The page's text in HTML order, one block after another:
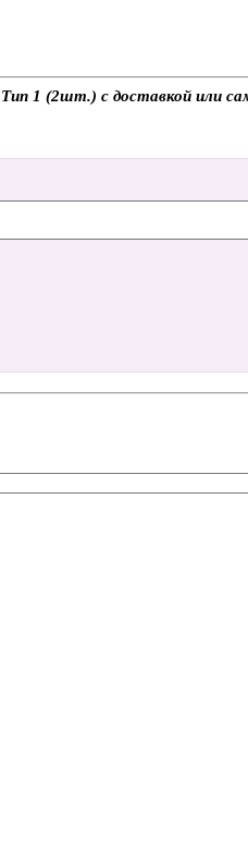
1 (2шт.) с доставкой или